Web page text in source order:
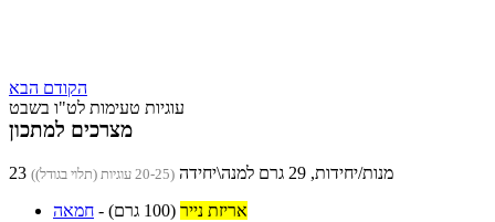
הקודם הבא
עוגיות טעימות לט"ו בשבט
מצרכים למתכון
23 מנות/יחידות, 29 גרם למנה\יחידה (20-25 עוגיות (תלוי בגודל))
חמאה - אריזת נייר (100 גרם)